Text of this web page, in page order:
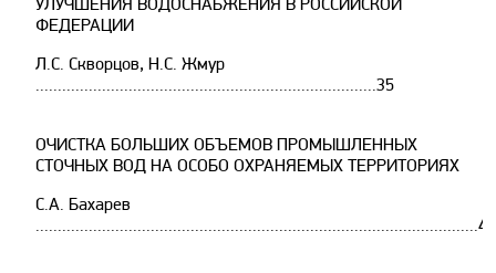
ФЕДЕРАЦИИ
Л.С. Скворцов, Н.С. Жмур
.............................................................................35
ОЧИСТКА БОЛЬШИХ ОБЪЕМОВ ПРОМЫШЛЕННЫХ
СТОЧНЫХ ВОД НА ОСОБО ОХРАНЯЕМЫХ ТЕРРИТОРИЯХ
С.А. Бахарев
....................................................................................................40